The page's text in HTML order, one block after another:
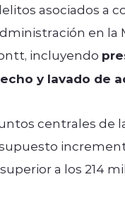
asociados a
en la
incluyendo
y lavado de
centrales de
a los 214